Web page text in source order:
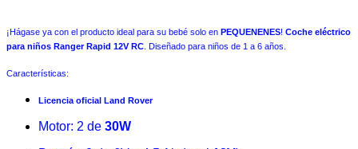
¡Hágase ya con el producto ideal para su bebé solo en PEQUENENES! Coche eléctrico
para niños Ranger Rapid 12V RC . Diseñado para niños de 1 a 6 años.
Características:
Licencia oficial Land Rover
Motor: 2 de 30W